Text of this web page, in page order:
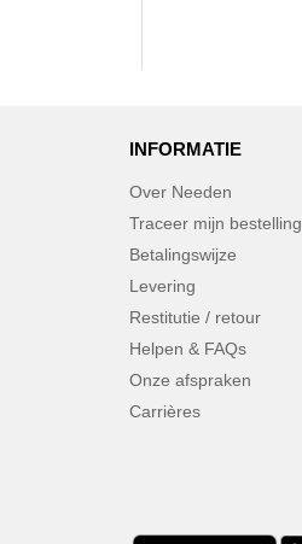
INFORMATIE
Over Needen
Traceer mijn bestelling
Betalingswijze
Levering
Restitutie / retour
Helpen & FAQs
Onze afspraken
Carrières